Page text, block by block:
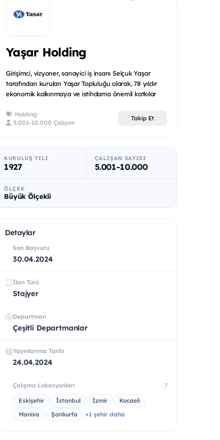
Yaşar Holding
Girişimci, vizyoner, sanayici iş insanı Selçuk Yaşar
tarafından kurulan Yaşar Topluluğu olarak, 78 yıldır
ekonomik kalkınmaya ve istihdama önemli katkılar
Holding
5.001-10.000 Çalışan
Takip Et
KURULUŞ YILI
1927
ÇALIŞAN SAYISI
5.001-10.000
ÖLÇEK
Büyük Ölçekli
Detaylar
Son Başvuru
30.04.2024
İlan Türü
Stajyer
Departman
Çeşitli Departmanlar
Yayınlanma Tarihi
24.04.2024
Çalışma Lokasyonları 7
Eskişehir İstanbul İzmir
Kocaeli
Manisa
Şanlıurfa +1 şehir daha